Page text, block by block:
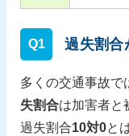
Q1 過失割合
多くの交通事故で
失割合は加害者と
過失割合10対0と